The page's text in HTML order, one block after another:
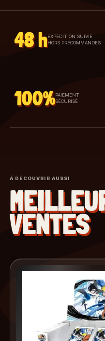
48 h EXPÉDITION SUIVIE
HORS PRÉCOMMANDES
100% PAIEMENT
SÉCURISÉ
À DÉCOUVRIR AUSSI
VENTES